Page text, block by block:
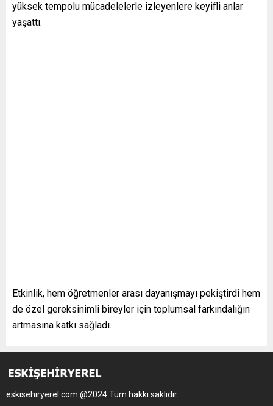
yüksek tempolu mücadelelerle izleyenlere keyifli anlar
yaşattı.
Etkinlik, hem öğretmenler arası dayanışmayı pekiştirdi hem
de özel gereksinimli bireyler için toplumsal farkındalığın
artmasına katkı sağladı.
eskisehiryerel.com @2024 Tüm hakkı saklıdır.